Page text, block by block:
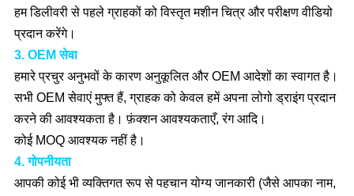
हम डिलीवरी से पहले ग्राहकों को विस्तृत मशीन चित्र और परीक्षण वीडियो
प्रदान करेंगे।
3. OEM सेवा
हमारे प्रचुर अनुभवों के कारण अनुकूलित और OEM आदेशों का स्वागत है।
सभी OEM सेवाएं मुफ्त हैं, ग्राहक को केवल हमें अपना लोगो ड्राइंग प्रदान
करने की आवश्यकता है। फ़ंक्शन आवश्यकताएँ, रंग आदि।
कोई MOQ आवश्यक नहीं है।
4. गोपनीयता
आपकी कोई भी व्यक्तिगत रूप से पहचान योग्य जानकारी (जैसे आपका नाम,